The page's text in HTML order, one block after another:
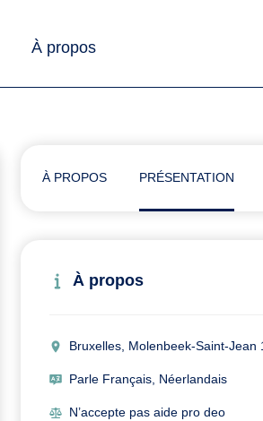
À propos
À PROPOS PRÉSENTATION
À propos
Bruxelles, Molenbeek-Saint-Jean
Parle Français, Néerlandais
N’accepte pas aide pro deo